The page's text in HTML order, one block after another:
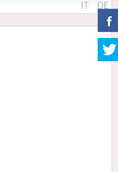
IT DE